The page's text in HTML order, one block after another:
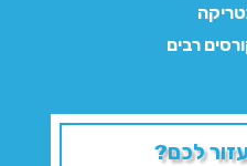
רבים
לכם?